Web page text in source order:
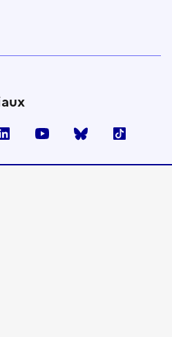
Twitter)
linkedin youtube Bluesky